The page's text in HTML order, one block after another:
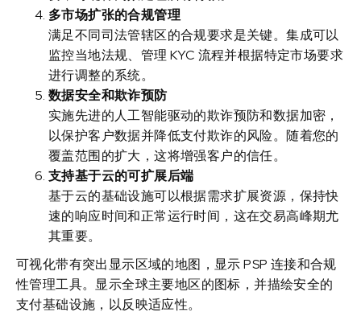
多市场扩张的合规管理
满足不同司法管辖区的合规要求是关键。集成可以
监控当地法规、管理 KYC 流程并根据特定市场要求
进行调整的系统。
数据安全和欺诈预防
实施先进的人工智能驱动的欺诈预防和数据加密，
以保护客户数据并降低支付欺诈的风险。随着您的
覆盖范围的扩大，这将增强客户的信任。
支持基于云的可扩展后端
基于云的基础设施可以根据需求扩展资源，保持快
速的响应时间和正常运行时间，这在交易高峰期尤
其重要。
可视化带有突出显示区域的地图，显示 PSP 连接和合规
性管理工具。显示全球主要地区的图标，并描绘安全的
支付基础设施，以反映适应性。